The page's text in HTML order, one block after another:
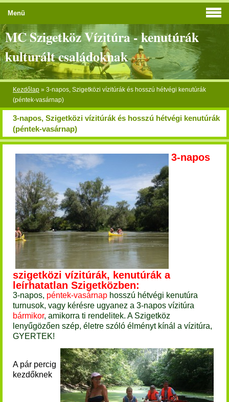
MC Szigetköz Vízitúra - kenutúrák
kulturált családoknak
Kezdőlap » 3-napos, Szigetközi vízitúrák és hosszú hétvégi kenutúrák
(péntek-vasárnap)
3-napos, Szigetközi vízitúrák és hosszú hétvégi kenutúrák
(péntek-vasárnap)
3-napos
szigetközi vízitúrák, kenutúrák a
leírhatatlan Szigetközben:
3-napos, péntek-vasárnap hosszú hétvégi kenutúra
turnusok, vagy kérésre ugyanez a 3-napos vízitúra
bármikor, amikorra ti rendelitek. A Szigetköz
lenyűgözően szép, életre szóló élményt kínál a vízitúra,
GYERTEK!
A pár percig
kezdőknek
Menü